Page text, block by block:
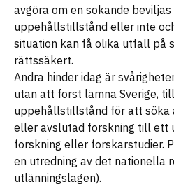
avgöra om en sökande
uppehållstillstånd eller inte
situation kan få olika utfall på
rättssäkert.
Andra hinder idag är
utan att först lämna Sverige,
uppehållstillstånd för att söka
eller avslutad forskning till ett
forskning eller forskarstudier.
en utredning av det nationella
utlänningslagen).